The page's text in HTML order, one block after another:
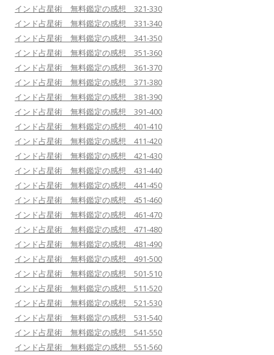
インド占星術 無料鑑定の感想 321-330
インド占星術 無料鑑定の感想 331-340
インド占星術 無料鑑定の感想 341-350
インド占星術 無料鑑定の感想 351-360
インド占星術 無料鑑定の感想 361-370
インド占星術 無料鑑定の感想 371-380
インド占星術 無料鑑定の感想 381-390
インド占星術 無料鑑定の感想 391-400
インド占星術 無料鑑定の感想 401-410
インド占星術 無料鑑定の感想 411-420
インド占星術 無料鑑定の感想 421-430
インド占星術 無料鑑定の感想 431-440
インド占星術 無料鑑定の感想 441-450
インド占星術 無料鑑定の感想 451-460
インド占星術 無料鑑定の感想 461-470
インド占星術 無料鑑定の感想 471-480
インド占星術 無料鑑定の感想 481-490
インド占星術 無料鑑定の感想 491-500
インド占星術 無料鑑定の感想 501-510
インド占星術 無料鑑定の感想 511-520
インド占星術 無料鑑定の感想 521-530
インド占星術 無料鑑定の感想 531-540
インド占星術 無料鑑定の感想 541-550
インド占星術 無料鑑定の感想 551-560